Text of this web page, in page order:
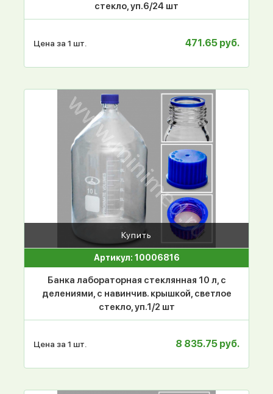
стекло, уп.6/24 шт
Цена за 1 шт. 471.65 руб.
Купить
Артикул: 10006816
Банка лабораторная стеклянная 10 л, с
делениями, с навинчив. крышкой, светлое
стекло, уп.1/2 шт
Цена за 1 шт. 8 835.75 руб.